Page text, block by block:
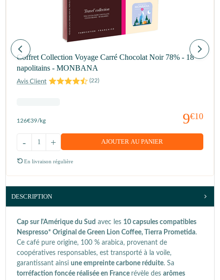
Coffret Collection Voyage Carré Chocolat Noir 78% - 18
napolitains - MONBANA
(22)
9€10
126€39/kg
+
- AJOUTER AU PANIER
En livraison régulière
DESCRIPTION
Cap sur l'Amérique du Sud avec les 10 capsules compatibles
Nespresso* Original de Green Lion Coffee, Tierra Prometida.
Ce café pure origine, 100 % arabica, provenant de
coopératives responsables, est transporté à la voile,
garantissant ainsi une empreinte carbone réduite. Sa
torréfaction foncée réalisée en France révèle des arômes